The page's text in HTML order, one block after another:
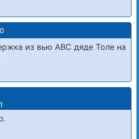
из вью АВС дяде Толе на